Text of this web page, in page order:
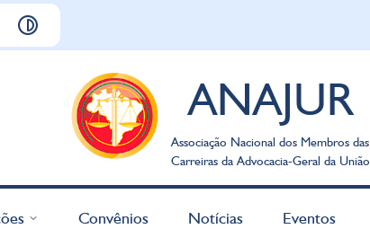
ANAJUR
Associação Nacional dos Membros das
Carreiras da Advocacia-Geral da União
Convênios Notícias Eventos